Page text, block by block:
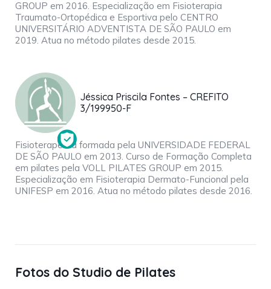
GROUP em 2016. Especialização em Fisioterapia
Traumato-Ortopédica e Esportiva pelo CENTRO
UNIVERSITÁRIO ADVENTISTA DE SÃO PAULO em
2019. Atua no método pilates desde 2015.
Jéssica Priscila Fontes – CREFITO
3/199950-F
Fisioterapeuta formada pela UNIVERSIDADE FEDERAL
DE SÃO PAULO em 2013. Curso de Formação Completa
em pilates pela VOLL PILATES GROUP em 2015.
Especialização em Fisioterapia Dermato-Funcional pela
UNIFESP em 2016. Atua no método pilates desde 2016.
Fotos do Studio de Pilates